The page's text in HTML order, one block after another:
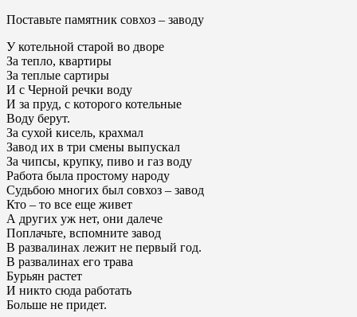
Поставьте памятник совхоз – заводу
У котельной старой во дворе
За тепло, квартиры
За теплые сартиры
И с Черной речки воду
И за пруд, с которого котельные
Воду берут.
За сухой кисель, крахмал
Завод их в три смены выпускал
За чипсы, крупку, пиво и газ воду
Работа была простому народу
Судьбою многих был совхоз – завод
Кто – то все еще живет
А других уж нет, они далече
Поплачьте, вспомните завод
В развалинах лежит не первый год.
В развалинах его трава
Бурьян растет
И никто сюда работать
Больше не придет.